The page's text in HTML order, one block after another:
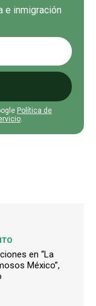
e inmigración
Política de
.
en “La
México”,